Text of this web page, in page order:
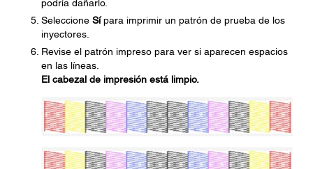
podría dañarlo.
Seleccione Sípara imprimir un patrón de prueba de los
inyectores.
Revise el patrón impreso para ver si aparecen espacios
en las líneas.
El cabezal de impresión está limpio.